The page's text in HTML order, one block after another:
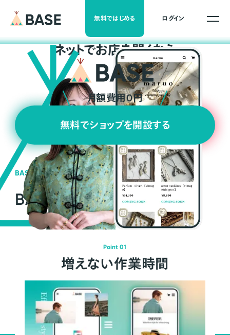
無料ではじめる ログイン
ネットでお店を開くなら
月額費用0円
無料でショップを開設する
BASEの強み
BASEが強い3つの理由
Point 01
増えない作業時間